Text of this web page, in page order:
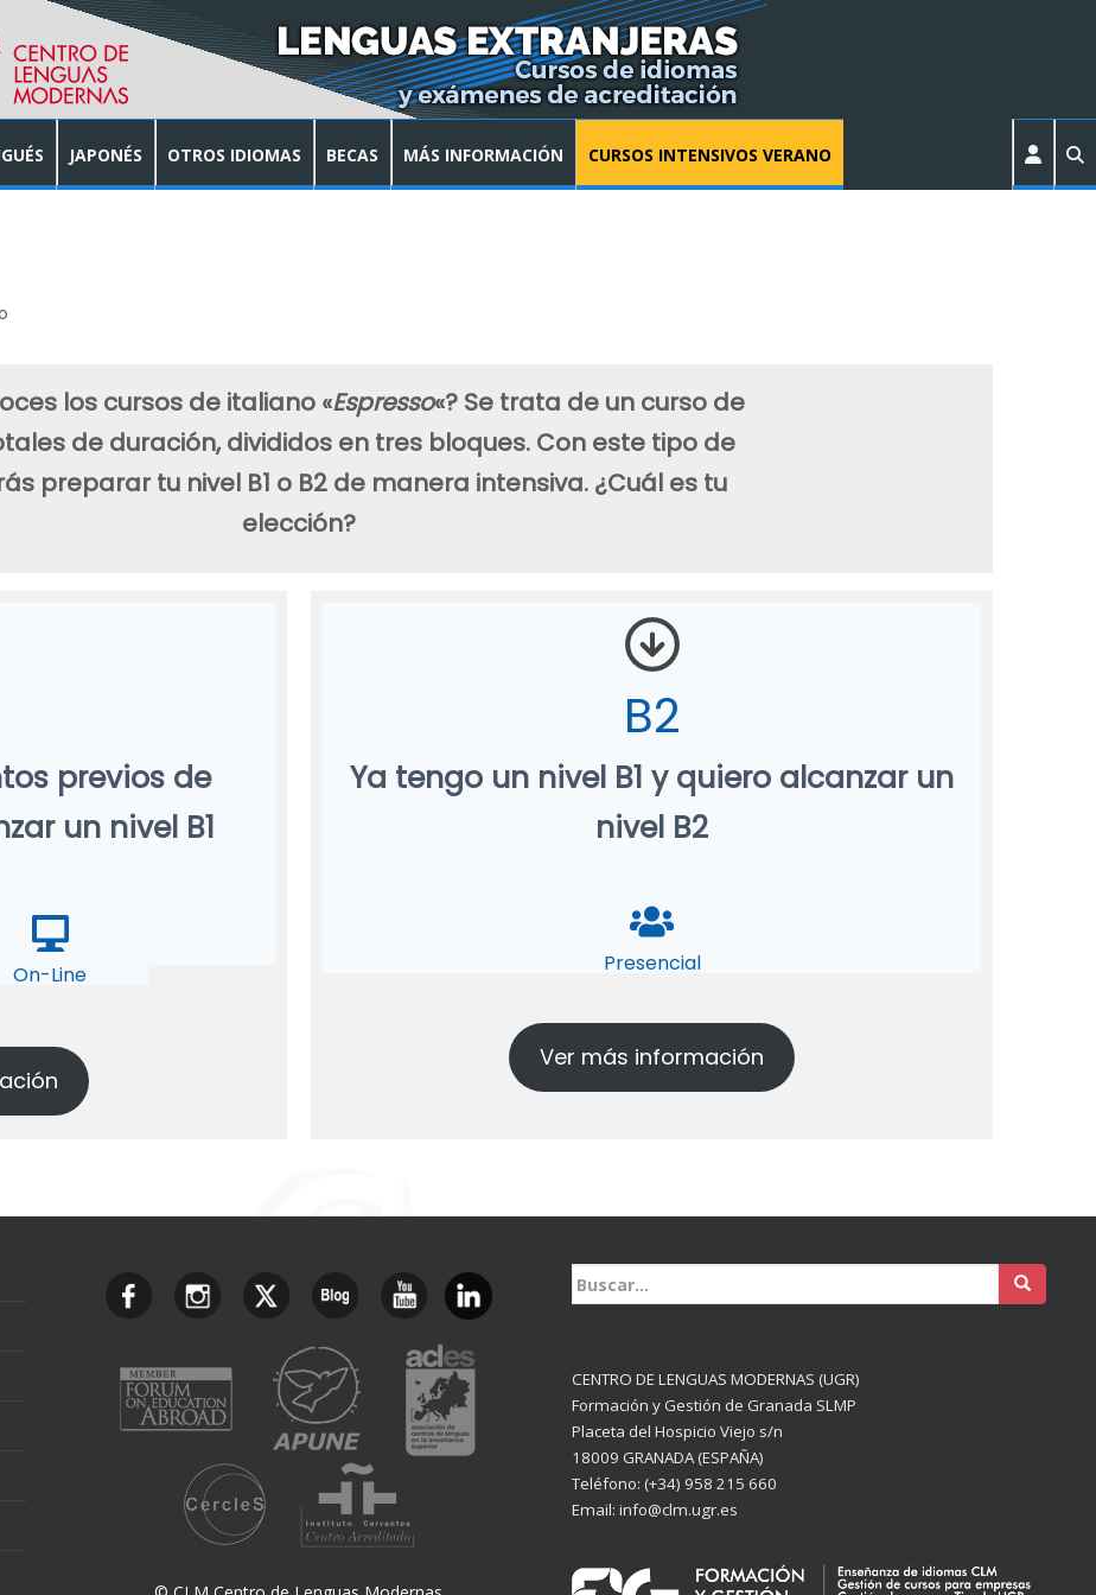
JAPONÉS OTROS IDIOMAS BECAS MÁS INFORMACIÓN CURSOS INTENSIVOS VERANO
los cursos de italiano «Espresso«? Se trata de un curso de
de duración, divididos en tres bloques. Con este tipo de
preparar tu nivel B1 o B2 de manera intensiva. ¿Cuál es tu
elección?
previos de
un nivel B1
On-Line
B2
Ya tengo un nivel B1 y quiero alcanzar un
nivel B2
Presencial
Ver más información
Buscar:
CENTRO DE LENGUAS MODERNAS (UGR)
Formación y Gestión de Granada SLMP
Placeta del Hospicio Viejo s/n
18009 GRANADA (ESPAÑA)
Teléfono: (+34) 958 215 660
Email: info@clm.ugr.es